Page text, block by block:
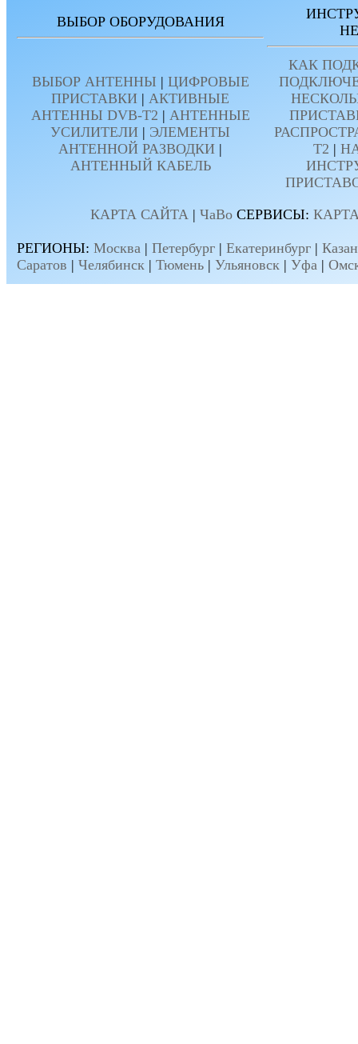
ВЫБОР ОБОРУДОВАНИЯ
ВЫБОР АНТЕННЫ | ЦИФРОВЫЕ
ПРИСТАВКИ | АКТИВНЫЕ
АНТЕННЫ DVB-T2 | АНТЕННЫЕ
УСИЛИТЕЛИ | ЭЛЕМЕНТЫ
АНТЕННОЙ РАЗВОДКИ |
АНТЕННЫЙ КАБЕЛЬ
КАК
T2 |
КАРТА САЙТА | ЧаВо СЕРВИСЫ:
РЕГИОНЫ: Москва | Петербург | Екатеринбург |
Саратов | Челябинск | Тюмень | Ульяновск | Уфа |